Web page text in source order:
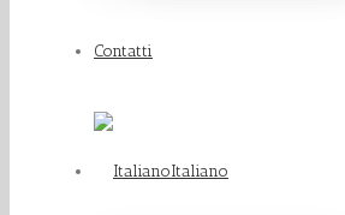
Contatti
Italiano